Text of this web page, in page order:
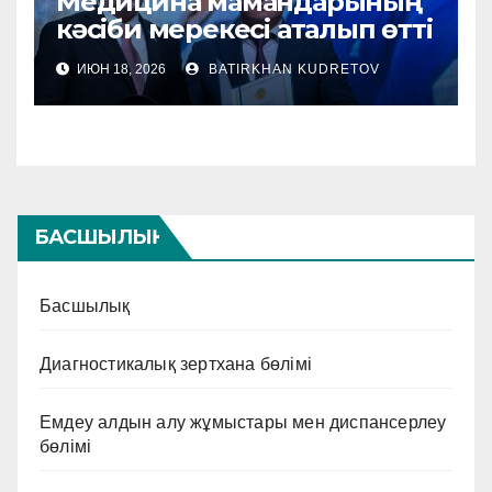
кәсіби мерекесі аталып өтті
ИЮН 18, 2026 BATIRKHAN KUDRETOV
БАСШЫЛЫҚ
Басшылық
Диагностикалық зертхана бөлімі
Емдеу алдын алу жұмыстары мен диспансерлеу
бөлімі